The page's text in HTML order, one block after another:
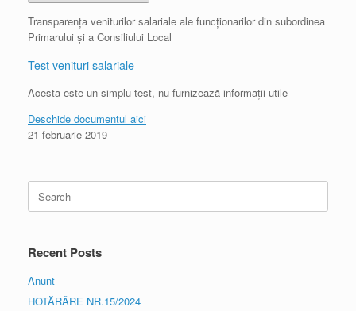
Transparența veniturilor salariale ale funcționarilor din subordinea
Primarului și a Consiliului Local
Test venituri salariale
Acesta este un simplu test, nu furnizează informații utile
Deschide documentul aici
21 februarie 2019
Recent Posts
Anunt
HOTĂRÂRE NR.15/2024